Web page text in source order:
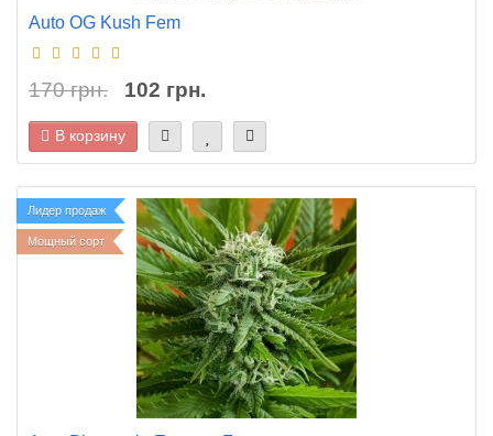
Auto OG Kush Fem
170 грн. 102 грн.
В корзину
Лидер продаж
Мощный сорт